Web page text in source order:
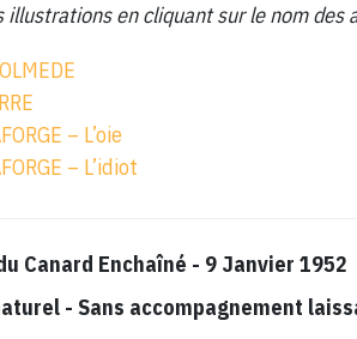
illustrations en cliquant sur le nom des
– L’oie
– L’idiot
Canard Enchaîné - 9 Janvier 1952
-Sans accompagnement